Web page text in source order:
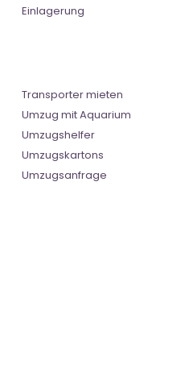
Einlagerung
Transporter mieten
Umzug mit Aquarium
Umzugshelfer
Umzugskartons
Umzugsanfrage